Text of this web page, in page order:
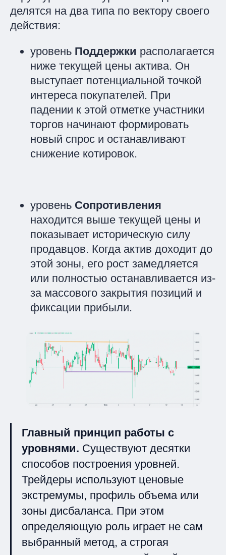
делятся на два типа по вектору своего
действия:
уровень Поддержки располагается
ниже текущей цены актива. Он
выступает потенциальной точкой
интереса покупателей. При
падении к этой отметке участники
торгов начинают формировать
новый спрос и останавливают
снижение котировок.
уровень Сопротивления
находится выше текущей цены и
показывает историческую силу
продавцов. Когда актив доходит до
этой зоны, его рост замедляется
или полностью останавливается из-
за массового закрытия позиций и
фиксации прибыли.
Главный принцип работы с
уровнями. Существуют десятки
способов построения уровней.
Трейдеры используют ценовые
экстремумы, профиль объема или
зоны дисбаланса. При этом
определяющую роль играет не сам
выбранный метод, а строгая